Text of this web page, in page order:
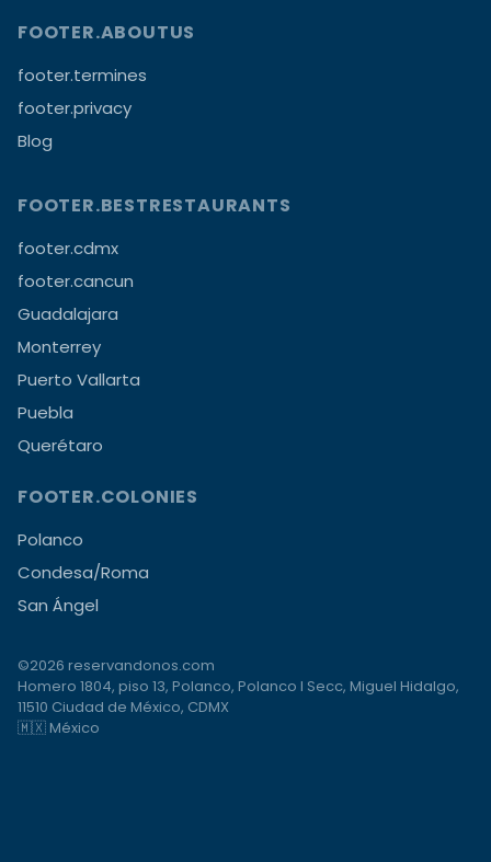
FOOTER.ABOUTUS
footer.termines
footer.privacy
Blog
FOOTER.BESTRESTAURANTS
footer.cdmx
footer.cancun
Guadalajara
Monterrey
Puerto Vallarta
Puebla
Querétaro
FOOTER.COLONIES
Polanco
Condesa/Roma
San Ángel
©2026 reservandonos.com
Homero 1804, piso 13, Polanco, Polanco I Secc, Miguel Hidalgo,
11510 Ciudad de México, CDMX
🇲🇽 México